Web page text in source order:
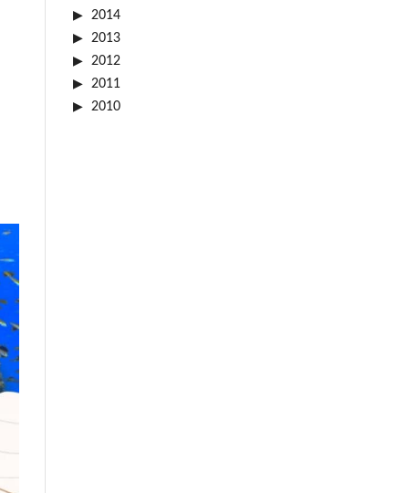
2014
2013
2012
2011
2010